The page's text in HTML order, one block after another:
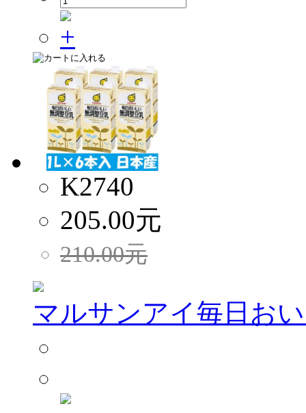
K2740
205.00元
210.00元
マルサンアイ毎日お